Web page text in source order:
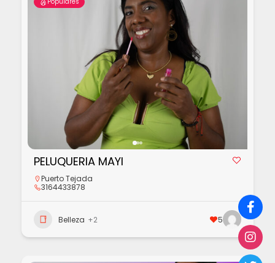
PELUQUERIA MAYI
Puerto Tejada
3164433878
Belleza +2 5